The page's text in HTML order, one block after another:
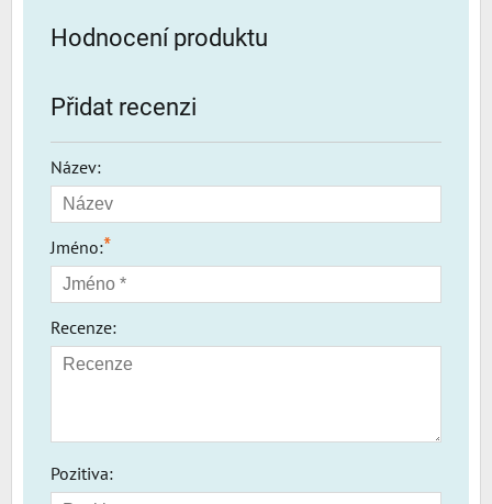
Hodnocení produktu
Přidat recenzi
Název:
Jméno:*
Recenze:
Pozitiva: